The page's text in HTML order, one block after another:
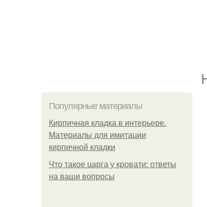
Популярные материалы
Кирпичная кладка в интерьере.
Материалы для имитации
кирпичной кладки
Что такое царга у кровати: ответы
на ваши вопросы